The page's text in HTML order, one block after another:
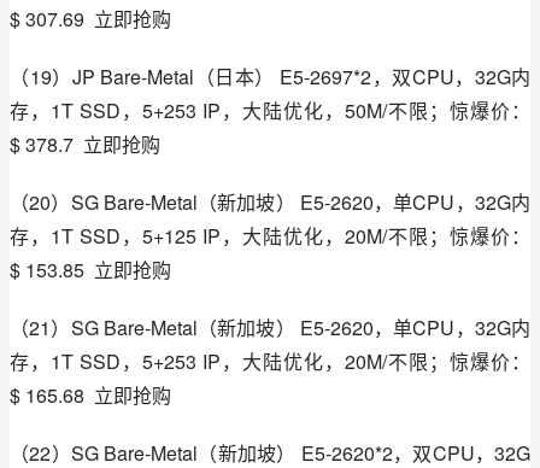
$ 307.69  立即抢购
（19）JP Bare-Metal（日本） E5-2697*2，双CPU，32G内
存，1T SSD，5+253 IP，大陆优化，50M/不限；惊爆价：
$ 378.7  立即抢购
（20）SG Bare-Metal（新加坡） E5-2620，单CPU，32G内
存，1T SSD，5+125 IP，大陆优化，20M/不限；惊爆价：
$ 153.85  立即抢购
（21）SG Bare-Metal（新加坡） E5-2620，单CPU，32G内
存，1T SSD，5+253 IP，大陆优化，20M/不限；惊爆价：
$ 165.68  立即抢购
（22）SG Bare-Metal（新加坡） E5-2620*2，双CPU，32G